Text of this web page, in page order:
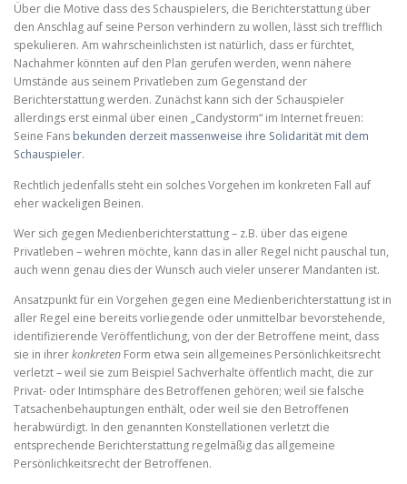
Über die Motive dass des Schauspielers, die Berichterstattung über
den Anschlag auf seine Person verhindern zu wollen, lässt sich trefflich
spekulieren. Am wahrscheinlichsten ist natürlich, dass er fürchtet,
Nachahmer könnten auf den Plan gerufen werden, wenn nähere
Umstände aus seinem Privatleben zum Gegenstand der
Berichterstattung werden. Zunächst kann sich der Schauspieler
allerdings erst einmal über einen „Candystorm“ im Internet freuen:
Seine Fans bekunden derzeit massenweise ihre Solidarität mit dem
Schauspieler.
Rechtlich jedenfalls steht ein solches Vorgehen im konkreten Fall auf
eher wackeligen Beinen.
Wer sich gegen Medienberichterstattung – z.B. über das eigene
Privatleben – wehren möchte, kann das in aller Regel nicht pauschal tun,
auch wenn genau dies der Wunsch auch vieler unserer Mandanten ist.
Ansatzpunkt für ein Vorgehen gegen eine Medienberichterstattung ist in
aller Regel eine bereits vorliegende oder unmittelbar bevorstehende,
identifizierende Veröffentlichung, von der der Betroffene meint, dass
sie in ihrerkonkreten Form etwa sein allgemeines Persönlichkeitsrecht
verletzt – weil sie zum Beispiel Sachverhalte öffentlich macht, die zur
Privat- oder Intimsphäre des Betroffenen gehören; weil sie falsche
Tatsachenbehauptungen enthält, oder weil sie den Betroffenen
herabwürdigt. In den genannten Konstellationen verletzt die
entsprechende Berichterstattung regelmäßig das allgemeine
Persönlichkeitsrecht der Betroffenen.